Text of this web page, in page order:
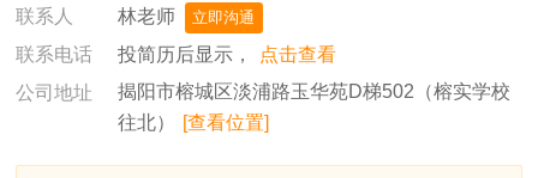
联系人 林老师 立即沟通
联系电话 投简历后显示，
点击查看
公司地址
揭阳市榕城区淡浦路玉华苑D梯502（榕实学校
往北）
[查看位置]